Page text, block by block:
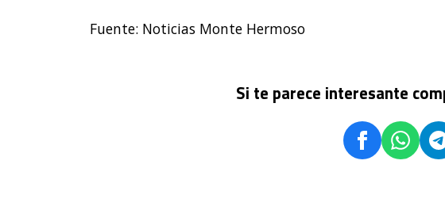
Fuente: Noticias Monte Hermoso
Si te parece interesante